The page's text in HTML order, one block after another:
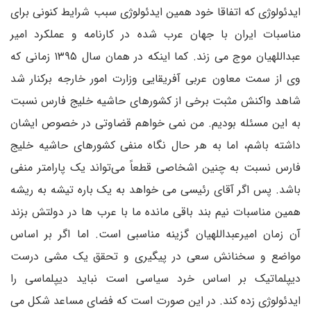
ایدئولوژی که اتفاقا خود همین ایدئولوژی سبب شرایط کنونی برای
مناسبات ایران با جهان عرب شده در کارنامه و عملکرد امیر
عبداللهیان موج می زند. کما اینکه در همان سال ۱۳۹۵ زمانی که
وی از سمت معاون عربی آفریقایی وزارت امور خارجه برکنار شد
شاهد واکنش مثبت برخی از کشورهای حاشیه خلیج فارس نسبت
به این مسئله بودیم. من نمی خواهم قضاوتی در خصوص ایشان
داشته باشم، اما به هر حال نگاه منفی کشورهای حاشیه خلیج
فارس نسبت به چنین اشخاصی قطعاً می‌تواند یک پارامتر منفی
باشد. پس اگر آقای رئیسی می خواهد به یک باره تیشه به ریشه
همین مناسبات نیم بند باقی مانده ما با عرب ها در دولتش بزند
آن زمان امیرعبداللهیان گزینه مناسبی است. اما اگر بر اساس
مواضع و سخنانش سعی در پیگیری و تحقق یک مشی درست
دیپلماتیک بر اساس خرد سیاسی است نباید دیپلماسی را
ایدئولوژی زده کند. در این صورت است که فضای مساعد شکل می